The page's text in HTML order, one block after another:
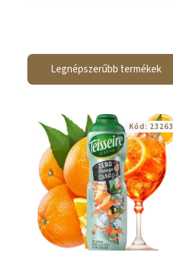
Legnépszerűbb termékek
Kód: 23263